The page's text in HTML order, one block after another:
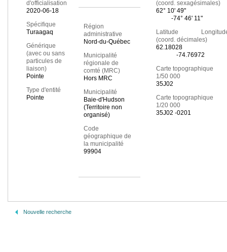
d'officialisation
2020-06-18
Spécifique
Turaagaq
Générique
(avec ou sans
particules de
liaison)
Pointe
Type d'entité
Pointe
Région
administrative
Nord-du-Québec
Municipalité
régionale de
comté (MRC)
Hors MRC
Municipalité
Baie-d'Hudson
(Territoire non
organisé)
Code
géographique de
la municipalité
99904
(coord. sexagésimales)
62° 10' 49"
-74° 46' 11"
Latitude
(coord. décimales)
62.18028
-74.76972
Carte topographique
1/50 000
35J02
Carte topographique
1/20 000
35J02 -0201
Nouvelle recherche